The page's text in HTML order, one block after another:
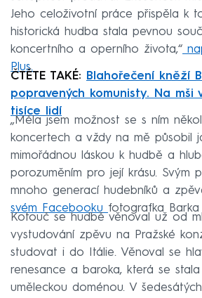
Jeho celoživotní práce přispěla k
historická hudba stala pevnou
koncertního a operního života,“
Plus.
ČTĚTE TAKÉ:
Blahořečení kněží
popravených komunisty. Na mši
tisíce lidí
„Měla jsem možnost se s ním
koncertech a vždy na mě působil
mimořádnou láskou k hudbě a
porozuměním pro její krásu. Svým
mnoho generací hudebníků a
svém Facebooku fotografka Barka
Kotouč se hudbě věnoval už od
vystudování zpěvu na Pražské
studovat i do Itálie. Věnoval se
renesance a baroka, která se
uměleckou doménou. V